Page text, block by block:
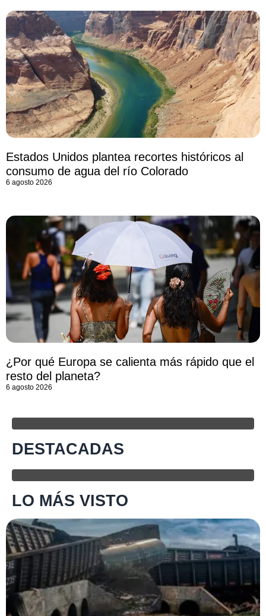
Estados Unidos plantea recortes históricos al
consumo de agua del río Colorado
6 agosto 2026
¿Por qué Europa se calienta más rápido que el
resto del planeta?
6 agosto 2026
DESTACADAS
LO MÁS VISTO